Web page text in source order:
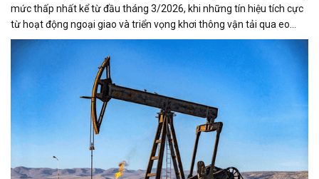
mức thấp nhất kể từ đầu tháng 3/2026, khi những tín hiệu tích cực
từ hoạt động ngoại giao và triển vọng khơi thông vận tải qua eo
biển Hormuz làm dịu bớt lo ngại về nguy cơ gián đoạn nguồn cung
toàn cầu.